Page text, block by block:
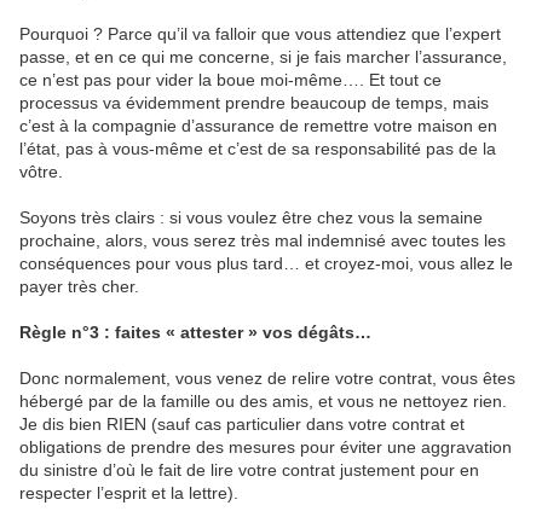
Pourquoi ? Parce qu’il va falloir que vous attendiez que l’expert
passe, et en ce qui me concerne, si je fais marcher l’assurance,
ce n’est pas pour vider la boue moi-même…. Et tout ce
processus va évidemment prendre beaucoup de temps, mais
c’est à la compagnie d’assurance de remettre votre maison en
l’état, pas à vous-même et c’est de sa responsabilité pas de la
vôtre.
Soyons très clairs : si vous voulez être chez vous la semaine
prochaine, alors, vous serez très mal indemnisé avec toutes les
conséquences pour vous plus tard… et croyez-moi, vous allez le
payer très cher.
Règle n°3 : faites « attester » vos dégâts…
Donc normalement, vous venez de relire votre contrat, vous êtes
hébergé par de la famille ou des amis, et vous ne nettoyez rien.
Je dis bien RIEN (sauf cas particulier dans votre contrat et
obligations de prendre des mesures pour éviter une aggravation
du sinistre d’où le fait de lire votre contrat justement pour en
respecter l’esprit et la lettre).